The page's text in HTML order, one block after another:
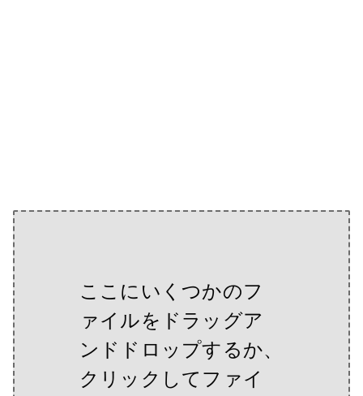
ここにいくつかのフ
ァイルをドラッグア
ンドドロップするか、
クリックしてファイ